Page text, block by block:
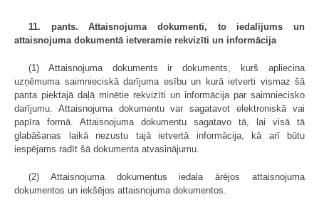
11. pants. Attaisnojuma dokumenti, to iedalījums un
attaisnojuma dokumentā ietveramie rekvizīti un informācija
(1) Attaisnojuma dokuments ir dokuments, kurš apliecina
uzņēmuma saimnieciskā darījuma esību un kurā ietverti vismaz šā
panta piektajā daļā minētie rekvizīti un informācija par saimniecisko
darījumu. Attaisnojuma dokumentu var sagatavot elektroniskā vai
papīra formā. Attaisnojuma dokumentu sagatavo tā, lai visā tā
glabāšanas laikā nezustu tajā ietvertā informācija, kā arī būtu
iespējams radīt šā dokumenta atvasinājumu.
(2) Attaisnojuma dokumentus iedala ārējos attaisnojuma
dokumentos un iekšējos attaisnojuma dokumentos.